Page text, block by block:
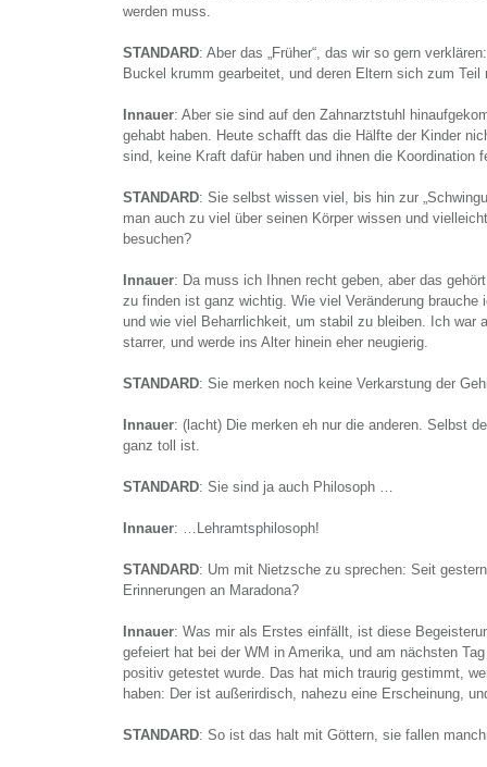
werden muss.
STANDARD: Aber das „Früher“, das wir so gern
Buckel krumm gearbeitet, und deren Eltern sich zum Teil
Innauer: Aber sie sind auf den Zahnarztstuhl
gehabt haben. Heute schafft das die Hälfte der Kinder
sind, keine Kraft dafür haben und ihnen die Koordination
STANDARD: Sie selbst wissen viel, bis hin zur
man auch zu viel über seinen Körper wissen und
besuchen?
Innauer: Da muss ich Ihnen recht geben, aber das
zu finden ist ganz wichtig. Wie viel Veränderung brauche
und wie viel Beharrlichkeit, um stabil zu bleiben. Ich war
starrer, und werde ins Alter hinein eher neugierig.
STANDARD: Sie merken noch keine Verkarstung der
Innauer: (lacht) Die merken eh nur die anderen. Selbst
ganz toll ist.
STANDARD: Sie sind ja auch Philosoph …
Innauer: …Lehramtsphilosoph!
STANDARD: Um mit Nietzsche zu sprechen: Seit
Erinnerungen an Maradona?
Innauer: Was mir als Erstes einfällt, ist diese
gefeiert hat bei der WM in Amerika, und am nächsten
positiv getestet wurde. Das hat mich traurig gestimmt,
haben: Der ist außerirdisch, nahezu eine Erscheinung,
STANDARD: So ist das halt mit Göttern, sie fallen